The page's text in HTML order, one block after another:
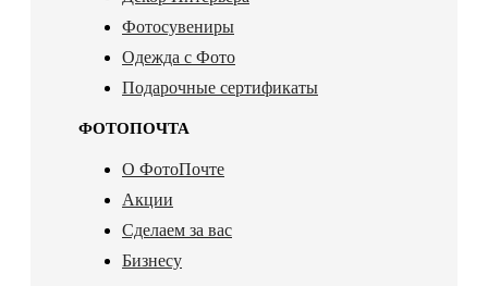
Фотосувениры
Одежда с Фото
Подарочные сертификаты
ФОТОПОЧТА
О ФотоПочте
Акции
Сделаем за вас
Бизнесу